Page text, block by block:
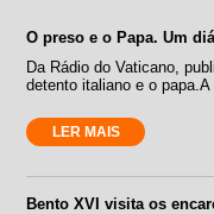
O preso e o Papa. Um
Da Rádio do Vaticano,
detento italiano e o
LER MAIS
Bento XVI visita os